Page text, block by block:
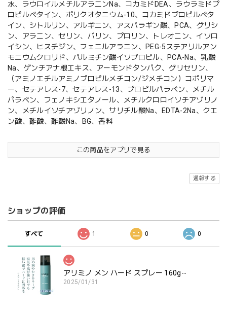
水、ラウロイルメチルアラニンNa、コカミドDEA、ラウラミドプ
ロピルベタイン、ポリクオタニウム-10、コカミドプロピルベタ
イン、シトルリン、アルギニン、アスパラギン酸、PCA、グリシ
ン、アラニン、セリン、バリン、プロリン、トレオニン、イソロ
イシン、ヒスチジン、フェニルアラニン、PEG-5ステアリルアン
モニウムクロリド、パルミチン酸イソプロピル、PCA-Na、乳酸
Na、ゲンチアナ根エキス、アーモンドタンパク、グリセリン、
（アミノエチルアミノプロピルメチコン/ジメチコン）コポリマ
ー、セテアレス-7、セテアレス-13、プロピルパラベン、メチル
パラベン、フェノキシエタノール、メチルクロロイソチアゾリノ
ン、メチルイソチアゾリノン、サリチル酸Na、EDTA-2Na、クエ
ン酸、酢酸、酢酸Na、BG、香料
この商品をアプリで見る
通報する
ショップの評価
すべて 1 0 0
アリミノ メン ハード スプレー 160g--
2025/01/31